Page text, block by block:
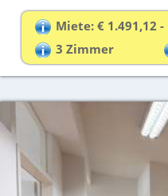
Miete: € 1.491,12
3 Zimmer